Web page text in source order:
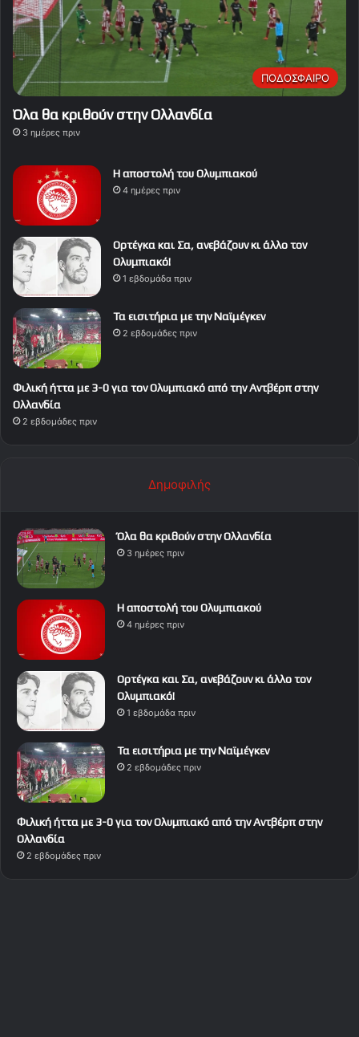
ΠΟΔΟΣΦΑΙΡΟ
Όλα θα κριθούν στην Ολλανδία
3 ημέρες πριν
Η αποστολή του Ολυμπιακού
4 ημέρες πριν
Ορτέγκα και Σα, ανεβάζουν κι άλλο τον
Ολυμπιακό!
1 εβδομάδα πριν
Τα εισιτήρια με την Ναϊμέγκεν
2 εβδομάδες πριν
Φιλική ήττα με 3-0 για τον Ολυμπιακό από την Αντβέρπ στην
Ολλανδία
2 εβδομάδες πριν
Δημοφιλής
Όλα θα κριθούν στην Ολλανδία
3 ημέρες πριν
Η αποστολή του Ολυμπιακού
4 ημέρες πριν
Ορτέγκα και Σα, ανεβάζουν κι άλλο τον
Ολυμπιακό!
1 εβδομάδα πριν
Τα εισιτήρια με την Ναϊμέγκεν
2 εβδομάδες πριν
Φιλική ήττα με 3-0 για τον Ολυμπιακό από την Αντβέρπ στην
Ολλανδία
2 εβδομάδες πριν